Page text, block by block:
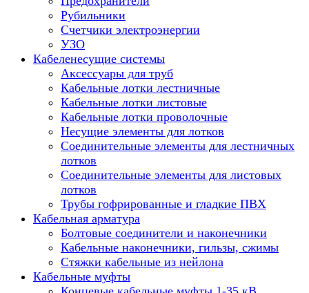
Рубильники
Счетчики электроэнергии
УЗО
Кабеленесущие системы
Аксессуары для труб
Кабельные лотки лестничные
Кабельные лотки листовые
Кабельные лотки проволочные
Несущие элементы для лотков
Соединительные элементы для лестничных
лотков
Соединительные элементы для листовых
лотков
Трубы гофрированные и гладкие ПВХ
Кабельная арматура
Болтовые соединители и наконечники
Кабельные наконечники, гильзы, сжимы
Стяжки кабельные из нейлона
Кабельные муфты